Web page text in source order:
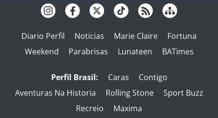
Diario Perfil Noticias Marie Claire
Fortuna
Weekend
Parabrisas Lunateen BATimes
Perfil Brasil: Caras
Contigo
Aventuras Na Historia
Rolling Stone
Sport Buzz
Recreio
Maxima